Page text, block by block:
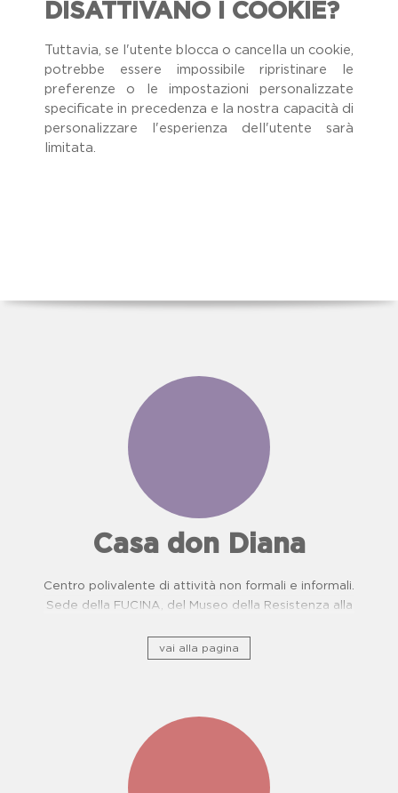
DISATTIVANO I COOKIE?
Tuttavia, se l'utente blocca o cancella un cookie,
potrebbe essere impossibile ripristinare le
preferenze o le impostazioni personalizzate
specificate in precedenza e la nostra capacità di
personalizzare l'esperienza dell'utente sarà
limitata.
Casa don Diana
Centro polivalente di attività non formali e informali.
Sede della FUCINA, del Museo della Resistenza alla
Oncologiche. Proposte didattiche per scuole.
vai alla pagina